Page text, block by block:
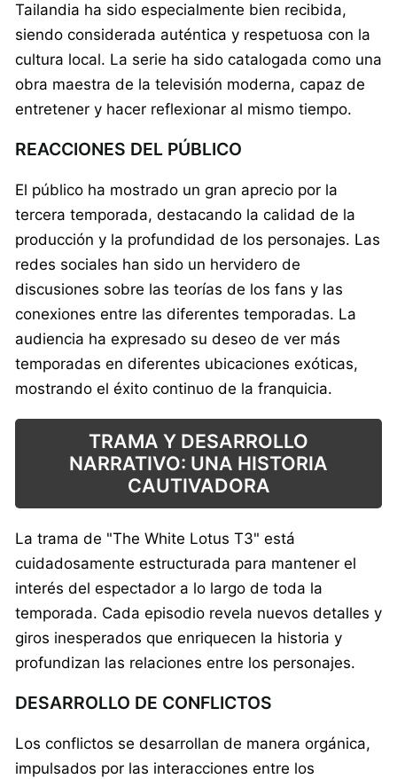
Tailandia ha sido especialmente bien recibida,
siendo considerada auténtica y respetuosa con la
cultura local. La serie ha sido catalogada como una
obra maestra de la televisión moderna, capaz de
entretener y hacer reflexionar al mismo tiempo.
REACCIONES DEL PÚBLICO
El público ha mostrado un gran aprecio por la
tercera temporada, destacando la calidad de la
producción y la profundidad de los personajes. Las
redes sociales han sido un hervidero de
discusiones sobre las teorías de los fans y las
conexiones entre las diferentes temporadas. La
audiencia ha expresado su deseo de ver más
temporadas en diferentes ubicaciones exóticas,
mostrando el éxito continuo de la franquicia.
TRAMA Y DESARROLLO
NARRATIVO: UNA HISTORIA
CAUTIVADORA
La trama de "The White Lotus T3" está
cuidadosamente estructurada para mantener el
interés del espectador a lo largo de toda la
temporada. Cada episodio revela nuevos detalles y
giros inesperados que enriquecen la historia y
profundizan las relaciones entre los personajes.
DESARROLLO DE CONFLICTOS
Los conflictos se desarrollan de manera orgánica,
impulsados por las interacciones entre los